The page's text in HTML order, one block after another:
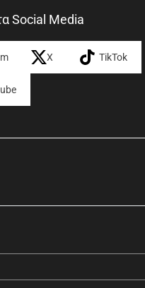
Social Media
X TikTok